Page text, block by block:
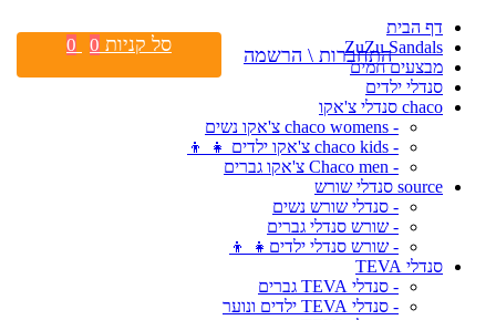
דף הבית
ZuZu Sandals
מבצעים חמים
סנדלי ילדים
chaco סנדלי צ'אקו
- chaco womens צ'אקו נשים
- chaco kids צ'אקו ילדים 👧 👦
- Chaco men צ'אקו גברים
source סנדלי שורש
- סנדלי שורש נשים
- שורש סנדלי גברים
- שורש סנדלי ילדים👧 👦
סנדלי TEVA
- סנדלי TEVA גברים
- סנדלי TEVA ילדים ונוער
התחברות \ הרשמה סל קניות 0
0